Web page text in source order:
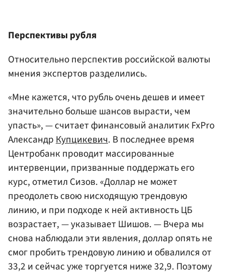
Перспективы рубля
Относительно перспектив российской валюты
мнения экспертов разделились.
«Мне кажется, что рубль очень дешев и имеет
значительно больше шансов вырасти, чем
упасть», — считает финансовый аналитик FxPro
АлександрКупцикевич. В последнее время
Центробанк проводит массированные
интервенции, призванные поддержать его
курс, отметил Сизов. «Доллар не может
преодолеть свою нисходящую трендовую
линию, и при подходе к ней активность ЦБ
возрастает, — указывает Шишов. — Вчера мы
снова наблюдали эти явления, доллар опять не
смог пробить трендовую линию и обвалился от
33,2 и сейчас уже торгуется ниже 32,9. Поэтому